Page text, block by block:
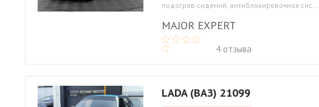
подогрев сидений, антиблокировочная сис...
MAJOR EXPERT
4 отзыва
LADA (ВАЗ) 21099